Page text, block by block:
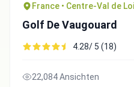
France • Centre-Val de
Golf De Vaugouard
4.28/ 5 (18)
22,084 Ansichten